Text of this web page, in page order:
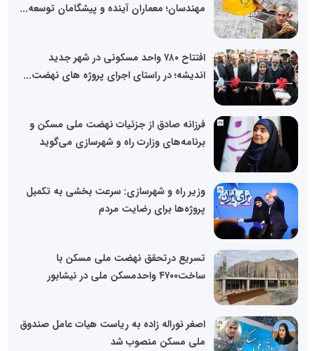
مهندسان؛ معماران آینده و پیشگامان توسعه...
افتتاح ۷۸۰ واحد مسکونی در شهر جدید
اندیشه؛ در راستای اجرای پروژه های نهضت...
فرزانه صادق از جزئیات نهضت ملی مسکن و
برنامه‌های وزارت راه و شهرسازی می‌گوید
وزیر راه و شهرسازی: سرعت بخشی به تکمیل
پروژه‌ها برای رضایت مردم
تسریع درتحقق نهضت ملی مسکن با
ساخت۴۷۰۰ واحدمسکن ملی در نیشابور
اصغر نوراله زاده به ریاست هیات عامل صندوق
ملی مسکن منصوب شد